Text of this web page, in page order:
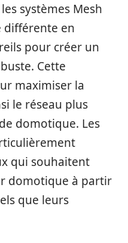
systèmes Mesh
différente en
pour créer un
Cette
maximiser la
le réseau plus
domotique. Les
qui souhaitent
domotique à partir
que leurs